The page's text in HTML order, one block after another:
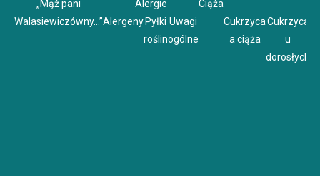
„Mąż pani
Walasiewiczówny…”
Alergie
Alergeny Pyłki
roślin
Uwagi
ogólne
Ciąża
Cukrzyca
a ciąża
Cukrzyca
u
dorosłych